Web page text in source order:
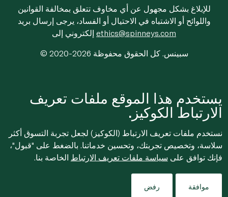
للإبلاغ بشكل مجهول عن أي مخاوف تتعلق بمخالفة القوانين
واللوائح أو الاشتباه في الاحتيال أو الفساد، يرجى إرسال بريد
ethics@spinneys.com
© 2020-2026 سبينس. كل الحقوق محفوظة
يستخدم هذا الموقع ملفات تعريف
الارتباط الكوكيز.
نستخدم ملفات تعريف الارتباط (الكوكيز) لجعل تجربة التسوق أكثر
سلاسة، وتخصيص تجربتك، وتحسين خدماتنا. بالضغط على "قبول"،
فإنك توافق على سياسة ملفات تعريف الارتباط الخاصة بنا.
موافقة رفض